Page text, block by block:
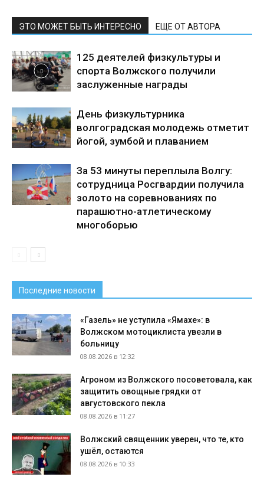
ЭТО МОЖЕТ БЫТЬ ИНТЕРЕСНО ЕЩЕ ОТ АВТОРА
125 деятелей физкультуры и
спорта Волжского получили
заслуженные награды
День физкультурника
волгоградская молодежь отметит
йогой, зумбой и плаванием
За 53 минуты переплыла Волгу:
сотрудница Росгвардии получила
золото на соревнованиях по
парашютно-атлетическому
многоборью
Последние новости
«Газель» не уступила «Ямахе»: в
Волжском мотоциклиста увезли в
больницу
08.08.2026 в 12:32
Агроном из Волжского посоветовала, как
защитить овощные грядки от
августовского пекла
08.08.2026 в 11:27
Волжский священник уверен, что те, кто
ушёл, остаются
08.08.2026 в 10:33